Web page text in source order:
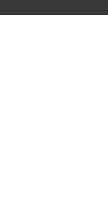
tienda online.